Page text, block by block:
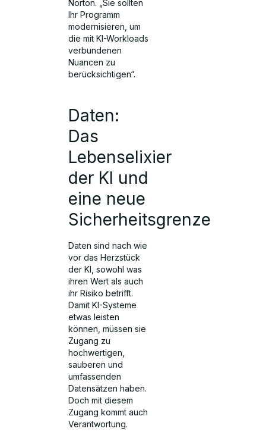
Norton. „Sie sollten
Ihr Programm
modernisieren, um
die mit KI-Workloads
verbundenen
Nuancen zu
berücksichtigen“.
Daten:
Das
Lebenselixier
der KI und
eine neue
Sicherheitsgrenze
Daten sind nach wie
vor das Herzstück
der KI, sowohl was
ihren Wert als auch
ihr Risiko betrifft.
Damit KI-Systeme
etwas leisten
können, müssen sie
Zugang zu
hochwertigen,
sauberen und
umfassenden
Datensätzen haben.
Doch mit diesem
Zugang kommt auch
Verantwortung.